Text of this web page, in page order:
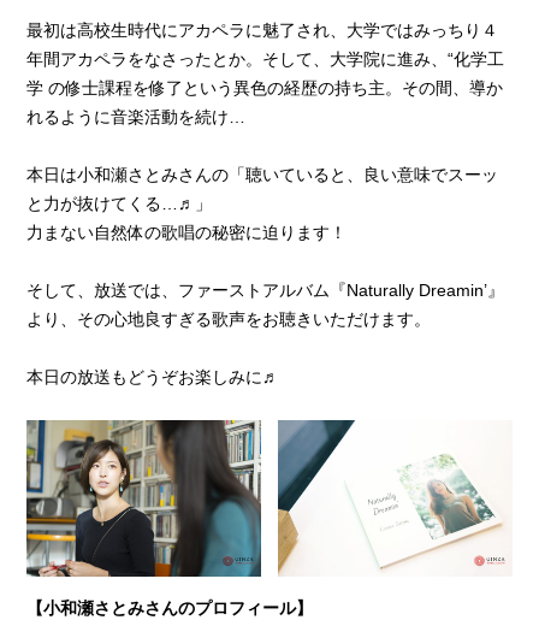
最初は高校生時代にアカペラに魅了され、大学ではみっちり４
年間アカペラをなさったとか。そして、大学院に進み、“化学工
学 の修士課程を修了という異色の経歴の持ち主。その間、導か
れるように音楽活動を続け…
本日は小和瀬さとみさんの「聴いていると、良い意味でスーッ
と力が抜けてくる…♬」
力まない自然体の歌唱の秘密に迫ります！
そして、放送では、ファーストアルバム『Naturally Dreamin’』
より、その心地良すぎる歌声をお聴きいただけます。
本日の放送もどうぞお楽しみに♬
【小和瀬さとみさんのプロフィール】